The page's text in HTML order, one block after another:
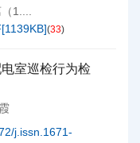
1....
1139KB](33)
室巡检行为检
j.issn.1671-